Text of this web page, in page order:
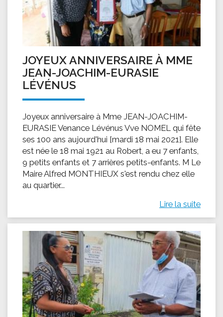
JOYEUX ANNIVERSAIRE À MME
JEAN-JOACHIM-EURASIE
LÉVÉNUS
Joyeux anniversaire à Mme JEAN-JOACHIM-
EURASIE Venance Lévénus Vve NOMEL qui fête
ses 100 ans aujourd'hui [mardi 18 mai 2021]. Elle
est née le 18 mai 1921 au Robert, a eu 7 enfants,
9 petits enfants et 7 arrières petits-enfants. M Le
Maire Alfred MONTHIEUX s'est rendu chez elle
au quartier...
Lire la suite